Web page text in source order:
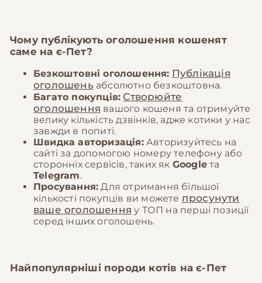
Чому публікують оголошення кошенят
саме на є-Пет?
Безкоштовні оголошення: Публікація
оголошеньабсолютно безкоштовна.
Багато покупців: Створюйте
оголошення вашого кошеня та отримуйте
велику кількість дзвінків, адже котики у нас
завжди в попиті.
Швидка авторизація:Авторизуйтесь на
сайті за допомогою номеру телефону або
сторонніх сервісів, таких як Google та
Telegram.
Просування: Для отримання більшої
кількості покупців ви можете просунути
ваше оголошення у ТОП на перші позиції
серед інших оголошень.
Найпопулярніші породи котів нає-Пет